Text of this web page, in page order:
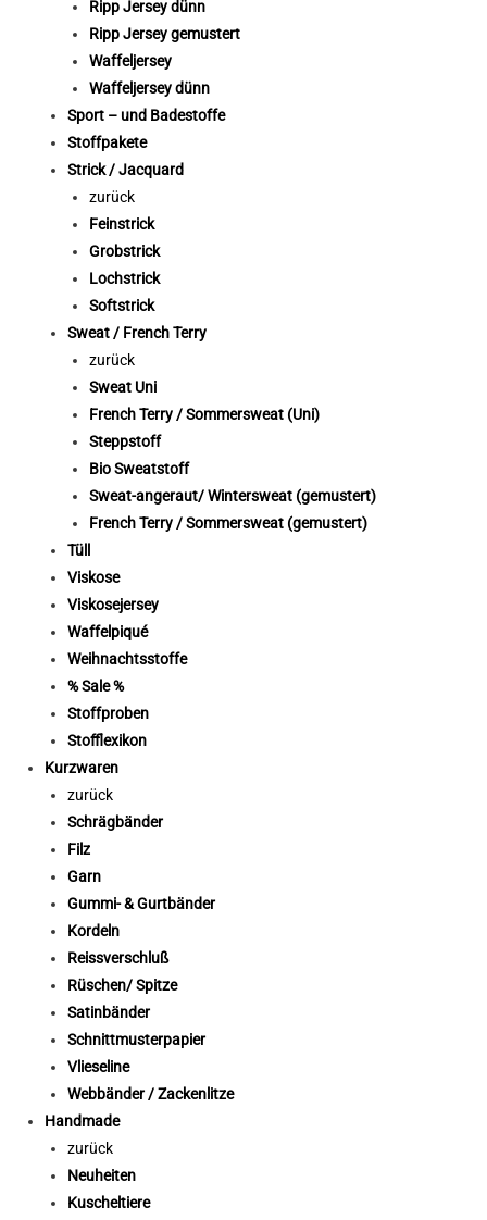
Ripp Jersey dünn
Ripp Jersey gemustert
Waffeljersey
Waffeljersey dünn
Sport – und Badestoffe
Stoffpakete
Strick / Jacquard
zurück
Feinstrick
Grobstrick
Lochstrick
Softstrick
Sweat / French Terry
zurück
Sweat Uni
French Terry / Sommersweat (Uni)
Steppstoff
Bio Sweatstoff
Sweat-angeraut/ Wintersweat (gemustert)
French Terry / Sommersweat (gemustert)
Tüll
Viskose
Viskosejersey
Waffelpiqué
Weihnachtsstoffe
% Sale %
Stoffproben
Stofflexikon
Kurzwaren
zurück
Schrägbänder
Filz
Garn
Gummi- & Gurtbänder
Kordeln
Reissverschluß
Rüschen/ Spitze
Satinbänder
Schnittmusterpapier
Vlieseline
Webbänder / Zackenlitze
Handmade
zurück
Neuheiten
Kuscheltiere